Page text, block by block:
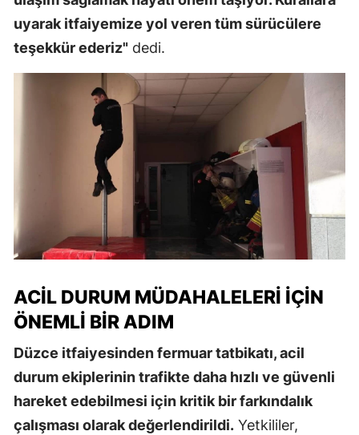
uyarak itfaiyemize yol veren tüm sürücülere
teşekkür ederiz" dedi.
ACIL DURUM MÜDAHALELERI İÇIN
ÖNEMLI BIR ADIM
Düzce itfaiyesinden fermuar tatbikatı, acil
durum ekiplerinin trafikte daha hızlı ve güvenli
hareket edebilmesi için kritik bir farkındalık
çalışması olarak değerlendirildi. Yetkililer,